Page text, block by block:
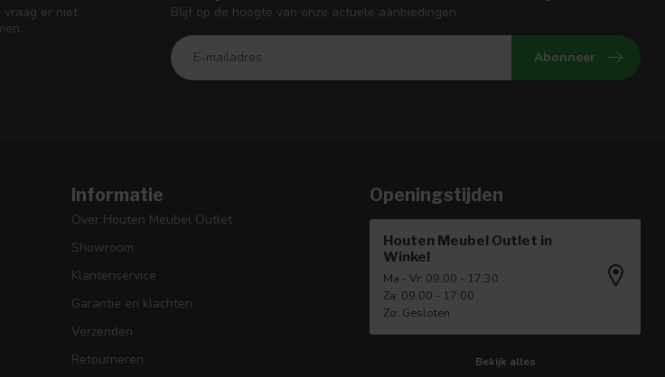
vraag er niet
Blijf op de hoogte van onze actuele aanbiedingen
Abonneer
Informatie
Over Houten Meubel Outlet
Showroom
Klantenservice
Garantie en klachten
Verzenden
Retourneren
Openingstijden
Houten Meubel Outlet in
Winkel
Ma - Vr: 09:00 - 17:30
Za: 09:00 - 17:00
Zo: Gesloten
Bekijk alles